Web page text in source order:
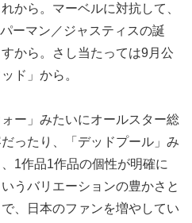
から。マーベルに対抗して、
ーマン／ジャスティスの誕
から。さし当たっては9月公
ド」から。
ー」みたいにオールスター総
ったり、「デッドプール」み
1作品1作品の個性が明確に
うバリエーションの豊かさと
、日本のファンを増やしてい